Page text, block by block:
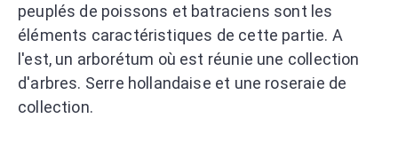
peuplés de poissons et batraciens sont les
éléments caractéristiques de cette partie. A
l'est, un arborétum où est réunie une collection
d'arbres. Serre hollandaise et une roseraie de
collection.